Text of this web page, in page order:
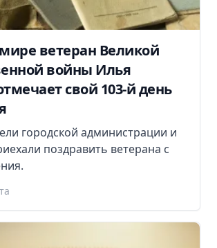
ветеран Великой
войны Илья
свой 103-й день
городской администрации и
поздравить ветерана с